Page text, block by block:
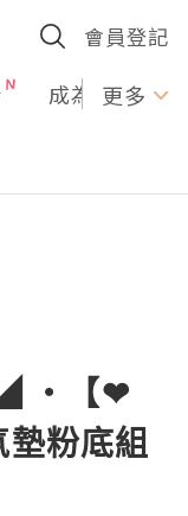
會員登記
成為U更多
◢ ‧【❤
粉底組